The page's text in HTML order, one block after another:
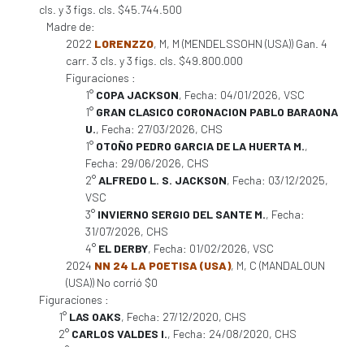
cls. y 3 figs. cls. $45.744.500
Madre de:
2022 LORENZZO, M, M (MENDELSSOHN (USA)) Gan. 4
carr. 3 cls. y 3 figs. cls. $49.800.000
Figuraciones :
1° COPA JACKSON, Fecha: 04/01/2026, VSC
1° GRAN CLASICO CORONACION PABLO BARAONA
U., Fecha: 27/03/2026, CHS
1° OTOÑO PEDRO GARCIA DE LA HUERTA M.,
Fecha: 29/06/2026, CHS
2°ALFREDO L. S. JACKSON, Fecha: 03/12/2025,
VSC
3° INVIERNO SERGIO DEL SANTE M., Fecha:
31/07/2026, CHS
4° EL DERBY, Fecha: 01/02/2026, VSC
2024 NN 24 LA POETISA (USA), M, C (MANDALOUN
(USA)) No corrió $0
Figuraciones :
1° LAS OAKS, Fecha: 27/12/2020, CHS
2° CARLOS VALDES I., Fecha: 24/08/2020, CHS